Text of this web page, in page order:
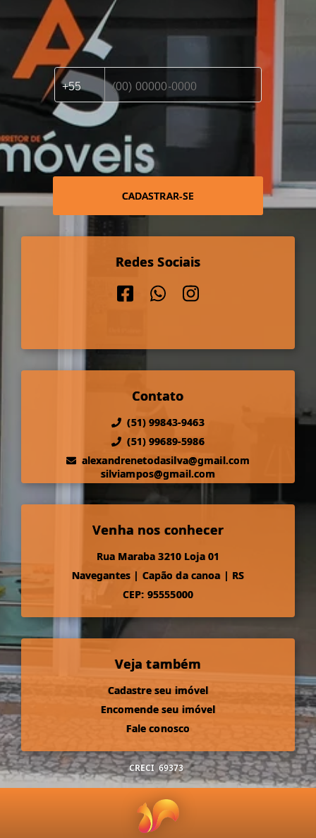
CADASTRAR-SE
Redes Sociais
Contato
(51) 99843-9463
(51) 99689-5986
alexandrenetodasilva@gmail.com
silviampos@gmail.com
Venha nos conhecer
Rua Maraba 3210 Loja 01
Navegantes | Capão da canoa | RS
CEP: 95555000
Veja também
Cadastre seu imóvel
Encomende seu imóvel
Fale conosco
CRECI 69373